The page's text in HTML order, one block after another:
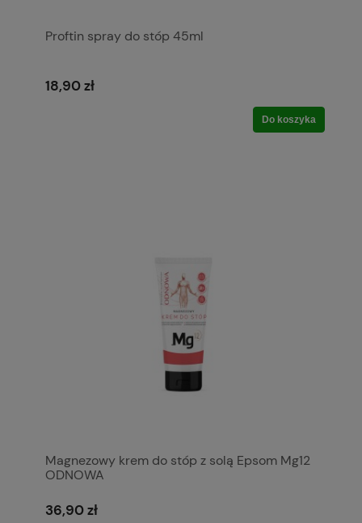
Proftin spray do stóp 45ml
18,90 zł
Do koszyka
Magnezowy krem do stóp z solą Epsom Mg12
ODNOWA
36,90 zł